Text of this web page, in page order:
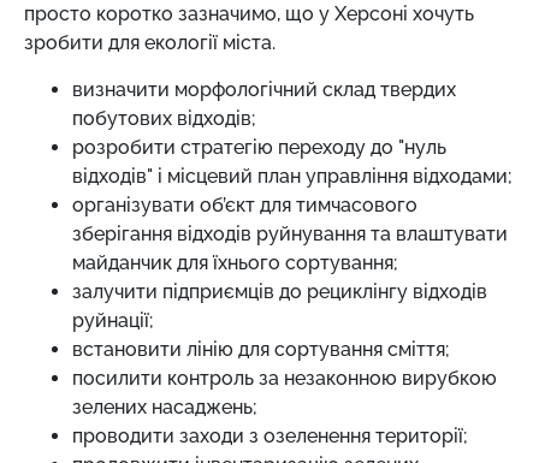
просто коротко зазначимо, що у Херсоні хочуть
зробити для екології міста.
визначити морфологічний склад твердих
побутових відходів;
розробити стратегію переходу до "нуль
відходів" і місцевий план управління відходами;
організувати об’єкт для тимчасового
зберігання відходів руйнування та влаштувати
майданчик для їхнього сортування;
залучити підприємців до рециклінгу відходів
руйнації;
встановити лінію для сортування сміття;
посилити контроль за незаконною вирубкою
зелених насаджень;
проводити заходи з озеленення території;